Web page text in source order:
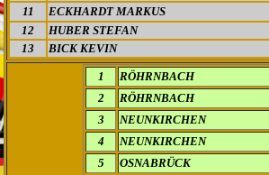
11
ECKHARDT MARKUS
12
HUBER STEFAN
13
BICK KEVIN
1
RÖHRNBACH
2
RÖHRNBACH
3
NEUNKIRCHEN
4
NEUNKIRCHEN
5
OSNABRÜCK